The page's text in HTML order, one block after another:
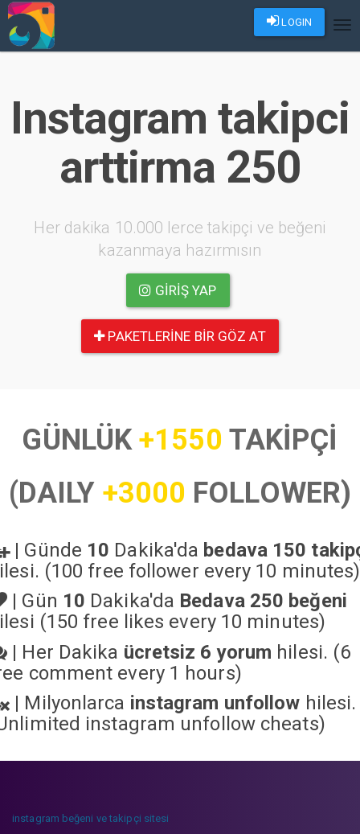
LOGIN
Instagram takipci
arttirma 250
Her dakika 10.000 lerce takipçi ve beğeni
kazanmaya hazırmısın
GIRIŞ YAP
PAKETLERINE BIR GÖZ AT
GÜNLÜK+1550 TAKİPÇİ
(DAILY +3000 FOLLOWER)
| Günde 10 Dakika'da bedava 150
(100 free follower every 10 minutes)
| Gün 10 Dakika'da Bedava 250 beğeni
(150 free likes every 10 minutes)
| Her Dakika ücretsiz 6 yorum hilesi. (6
comment every 1 hours)
| Milyonlarca instagram unfollow hilesi.
instagram unfollow cheats)
instagram beğeni ve takipçi sitesi